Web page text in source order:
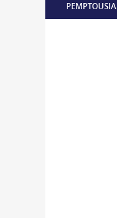
PEMPTOUSIA